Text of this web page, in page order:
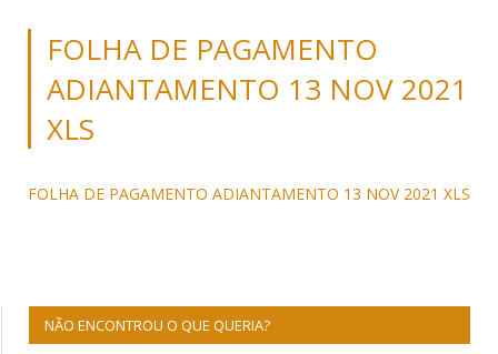
FOLHA DE PAGAMENTO
ADIANTAMENTO 13 NOV 2021
XLS
FOLHA DE PAGAMENTO ADIANTAMENTO 13 NOV 2021 XLS
NÃO ENCONTROU O QUE QUERIA?